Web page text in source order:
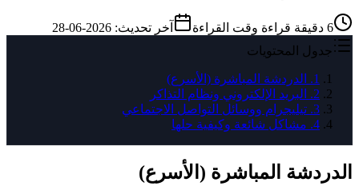
6 دقيقة قراءة وقت القراءة آخر تحديث:
2026-06-28
جدول المحتويات
1
. الدردشة المباشرة (الأسرع)
2
. البريد الإلكتروني ونظام التذاكر
3
. تيليجرام ووسائل التواصل الاجتماعي
4
. مشاكل شائعة وكيفية حلها
الدردشة المباشرة (الأسرع)